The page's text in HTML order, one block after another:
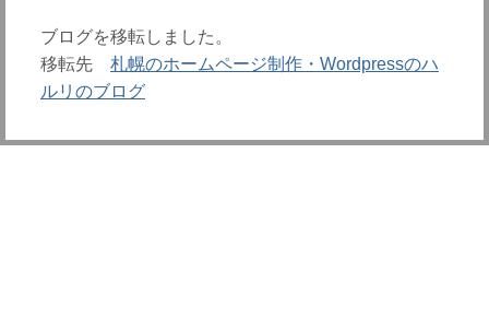
ブログを移転しました。
移転先 札幌のホームページ制作・Wordpressのハ
ルリのブログ